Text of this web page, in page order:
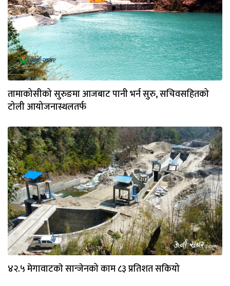
तामाकोसीको सुरुङमा आजबाट पानी भर्न सुरु, सचिवसहितको
टोली आयोजनास्थलतर्फ
४२.५ मेगावाटकाे सान्जेनको काम ८३ प्रतिशत सकियो